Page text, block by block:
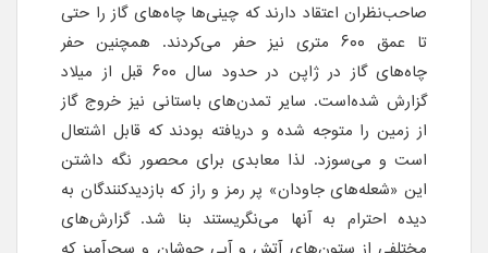
صاحب‌نظران اعتقاد دارند که چینی‌ها چاه‌های گاز را حتی
تا عمق ۶۰۰ متری نیز حفر می‌کردند. همچنین حفر
چاه‌های گاز در ژاپن در حدود سال ۶۰۰ قبل از میلاد
گزارش شده‌است. سایر تمدن‌های باستانی نیز خروج گاز
از زمین را متوجه شده و دریافته بودند که قابل اشتعال
است و می‌سوزد. لذا معابدی برای محصور نگه داشتن
این «شعله‌های جاودان» پر رمز و راز که بازدیدکنندگان به
دیده احترام به آنها می‌نگریستند بنا شد. گزارش‌های